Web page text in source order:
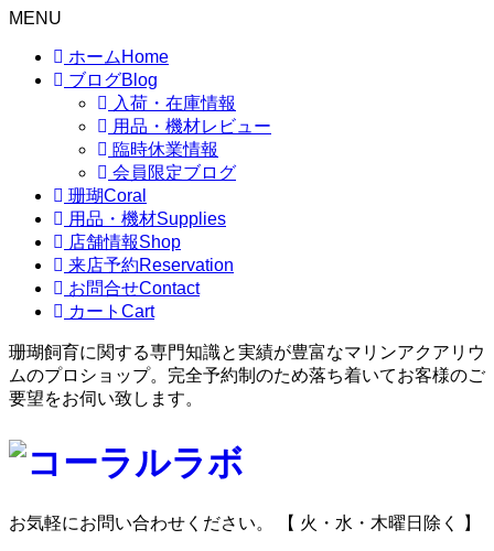
MENU
ホーム Home
ブログBlog
入荷・在庫情報
用品・機材レビュー
臨時休業情報
会員限定ブログ
珊瑚Coral
用品・機材Supplies
店舗情報Shop
来店予約Reservation
お問合せContact
カート Cart
珊瑚飼育に関する専門知識と実績が豊富なマリンアクアリウ
ムのプロショップ。完全予約制のため落ち着いてお客様のご
要望をお伺い致します。
お気軽にお問い合わせください。 【 火・水・木曜日除く 】